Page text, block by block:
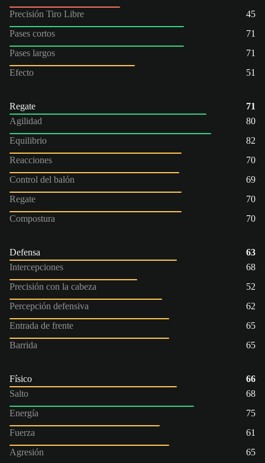
Precisión Tiro Libre
45
Pases cortos
71
Pases largos
71
Efecto
51
Regate
71
Agilidad
80
Equilibrio
82
Reacciones
70
Control del balón
69
Regate
70
Compostura
70
Defensa
63
Intercepciones
68
Precisión con la cabeza
52
Percepción defensiva
62
Entrada de frente
65
Barrida
65
Físico
66
Salto
68
Energía
75
Fuerza
61
Agresión
65